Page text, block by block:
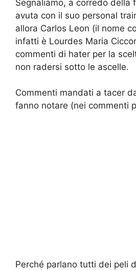
Segnaliamo, a corredo della
avuta con il suo personal
allora Carlos Leon (il nome
infatti è Lourdes Maria
commenti di hater per la
non radersi sotto le ascelle.
Commenti mandati a tacer
fanno notare (nei commenti
Perché parlano tutti dei peli